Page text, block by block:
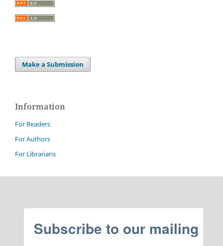
Make a Submission
Information
For Readers
For Authors
For Librarians